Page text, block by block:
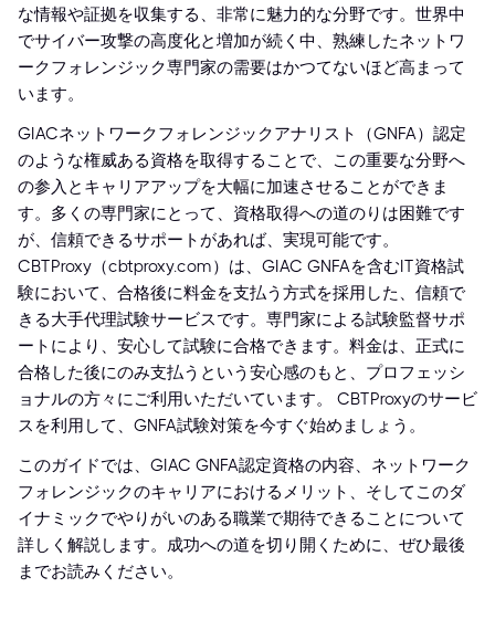
な情報や証拠を収集する、非常に魅力的な分野です。世界中
でサイバー攻撃の高度化と増加が続く中、熟練したネットワ
ークフォレンジック専門家の需要はかつてないほど高まって
います。
GIACネットワークフォレンジックアナリスト（GNFA）認定
のような権威ある資格を取得することで、この重要な分野へ
の参入とキャリアアップを大幅に加速させることができま
す。多くの専門家にとって、資格取得への道のりは困難です
が、信頼できるサポートがあれば、実現可能です。
CBTProxy（cbtproxy.com）は、GIAC GNFAを含むIT資格試
験において、合格後に料金を支払う方式を採用した、信頼で
きる大手代理試験サービスです。専門家による試験監督サポ
ートにより、安心して試験に合格できます。料金は、正式に
合格した後にのみ支払うという安心感のもと、プロフェッシ
ョナルの方々にご利用いただいています。 CBTProxyのサービ
スを利用して、GNFA試験対策を今すぐ始めましょう。
このガイドでは、GIAC GNFA認定資格の内容、ネットワーク
フォレンジックのキャリアにおけるメリット、そしてこのダ
イナミックでやりがいのある職業で期待できることについて
詳しく解説します。成功への道を切り開くために、ぜひ最後
までお読みください。